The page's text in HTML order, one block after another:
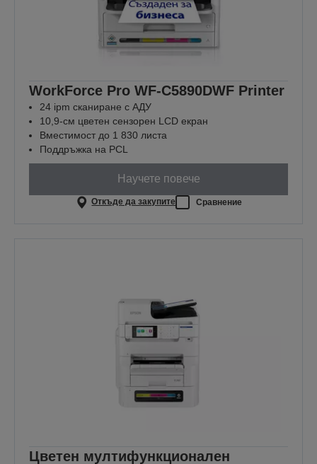
WorkForce Pro WF-C5890DWF Printer
24 ipm сканиране с АДУ
10,9-см цветен сензорен LCD екран
Вместимост до 1 830 листа
Поддръжка на PCL
Научете повече
Откъде да закупите Сравнение
Цветен мултифункционален